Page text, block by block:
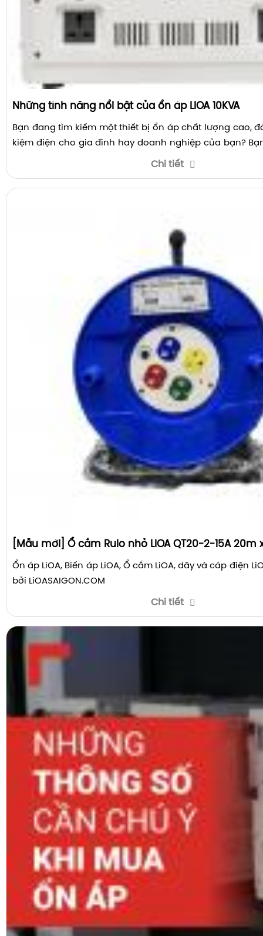
Những tính năng nổi bật của ổn áp LiOA 10KVA
Bạn đang tìm kiếm một thiết bị ổn áp chất lượng cao,
kiệm điện cho gia đình hay doanh nghiệp của bạn?
về ổn áp LiOA 10KVA - một trong những sản phẩm
điểm và cách sử dụng ổn áp LiOA 10KVA trong bài viết
Chi tiết
[Mẫu mới] Ổ cắm Rulo nhỏ LIOA QT20-2-15A 20m
Ổn áp LiOA, Biến áp LiOA, Ổ cắm LiOA, dây và cáp điện
bởi LiOASAIGON.COM
Chi tiết